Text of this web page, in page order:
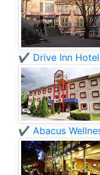
✔️ Drive Inn
✔️ Abacus